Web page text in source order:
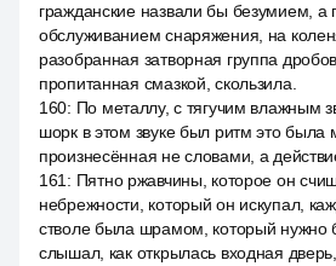
гражданские назвали бы безумием, а
обслуживанием снаряжения, на
разобранная затворная группа
пропитанная смазкой, скользила.
160: По металлу, с тягучим влажным
шорк в этом звуке был ритм это была
произнесённая не словами, а
161 : Пятно ржавчины, которое он
небрежности, который он искупал,
стволе была шрамом, который нужно
слышал, как открылась входная